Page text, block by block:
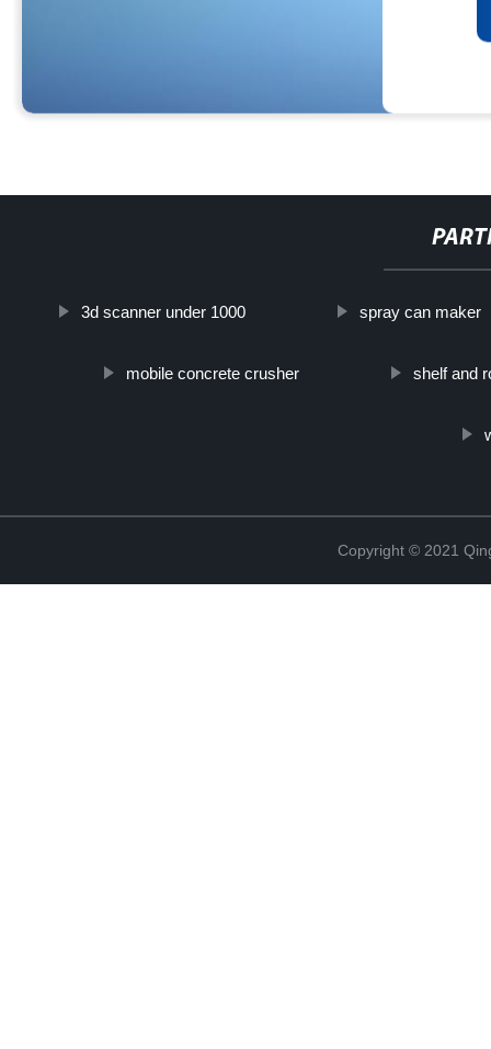
3d scanner under 1000 spray can maker
mobile concrete crusher shelf and
Copyright © 2021